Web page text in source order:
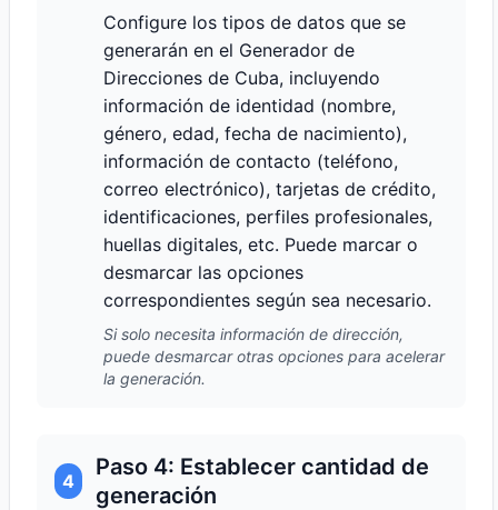
Configure los tipos de datos que se
generarán en el Generador de
Direcciones de Cuba, incluyendo
información de identidad (nombre,
género, edad, fecha de nacimiento),
información de contacto (teléfono,
correo electrónico), tarjetas de crédito,
identificaciones, perfiles profesionales,
huellas digitales, etc. Puede marcar o
desmarcar las opciones
correspondientes según sea necesario.
Si solo necesita información de dirección,
puede desmarcar otras opciones para acelerar
la generación.
4
Paso 4: Establecer cantidad de
generación